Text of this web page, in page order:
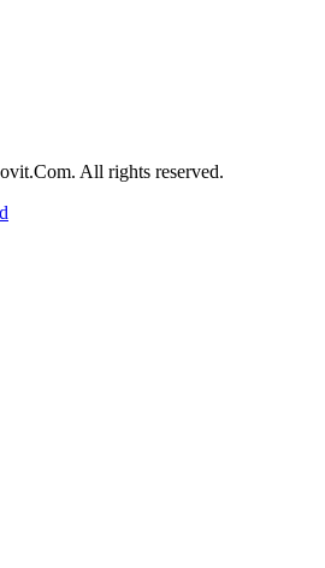
All rights reserved.